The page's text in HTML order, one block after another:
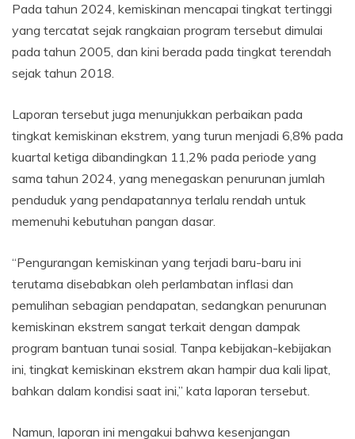
Pada tahun 2024, kemiskinan mencapai tingkat tertinggi
yang tercatat sejak rangkaian program tersebut dimulai
pada tahun 2005, dan kini berada pada tingkat terendah
sejak tahun 2018.
Laporan tersebut juga menunjukkan perbaikan pada
tingkat kemiskinan ekstrem, yang turun menjadi 6,8% pada
kuartal ketiga dibandingkan 11,2% pada periode yang
sama tahun 2024, yang menegaskan penurunan jumlah
penduduk yang pendapatannya terlalu rendah untuk
memenuhi kebutuhan pangan dasar.
“Pengurangan kemiskinan yang terjadi baru-baru ini
terutama disebabkan oleh perlambatan inflasi dan
pemulihan sebagian pendapatan, sedangkan penurunan
kemiskinan ekstrem sangat terkait dengan dampak
program bantuan tunai sosial. Tanpa kebijakan-kebijakan
ini, tingkat kemiskinan ekstrem akan hampir dua kali lipat,
bahkan dalam kondisi saat ini,” kata laporan tersebut.
Namun, laporan ini mengakui bahwa kesenjangan